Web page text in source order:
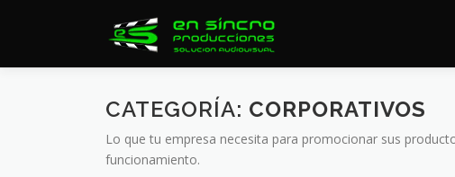
CATEGORÍA: CORPORATIVOS
Lo que tu empresa necesita para promocionar sus
funcionamiento.